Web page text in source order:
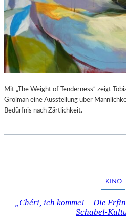
Mit „The Weight of Tenderness“ zeigt
Grolman eine Ausstellung über
Bedürfnis nach Zärtlichkeit.
KINO
„Chéri, ich komme! – Die
Schabel-